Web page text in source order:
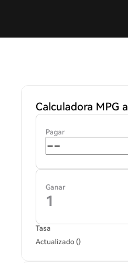
Calculadora MPG a
Pagar
Ganar
Tasa
Actualizado ()